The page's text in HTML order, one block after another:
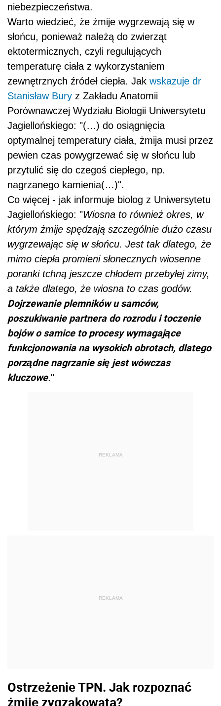
niebezpieczeństwa.
Warto wiedzieć, że żmije wygrzewają się w
słońcu, ponieważ należą do zwierząt
ektotermicznych, czyli regulujących
temperaturę ciała z wykorzystaniem
zewnętrznych źródeł ciepła. Jak wskazuje dr
Stanisław Bury z Zakładu Anatomii
Porównawczej Wydziału Biologii Uniwersytetu
Jagiellońskiego: "(…) do osiągnięcia
optymalnej temperatury ciała, żmija musi przez
pewien czas powygrzewać się w słońcu lub
przytulić się do czegoś ciepłego, np.
nagrzanego kamienia(…)".
Co więcej - jak informuje biolog z Uniwersytetu
Jagiellońskiego: "Wiosna to również okres, w
którym żmije spędzają szczególnie dużo czasu
wygrzewając się w słońcu. Jest tak dlatego, że
mimo ciepła promieni słonecznych wiosenne
poranki tchną jeszcze chłodem przebyłej zimy,
a także dlatego, że wiosna to czas godów.
Dojrzewanie plemników u samców,
poszukiwanie partnera do rozrodu i toczenie
bojów o samice to procesy wymagające
funkcjonowania na wysokich obrotach, dlatego
porządne nagrzanie się jest wówczas
kluczowe."
REKLAMA
REKLAMA
Ostrzeżenie TPN. Jak rozpoznać
żmiję zygzakowatą?